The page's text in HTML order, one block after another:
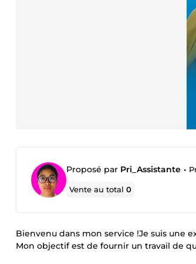
Proposé par Pri_Assistante •
Vente au total0
Bienvenu dans mon service !Je suis une
Mon objectif est de fournir un travail de